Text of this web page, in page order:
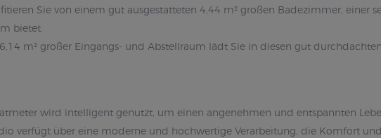
Sie von einem gut ausgestatteten 4,44 m² großen Badezimmer, einer
bietet.
m² großer Eingangs- und Abstellraum lädt Sie in diesen gut
wird intelligent genutzt, um einen angenehmen und entspannten
verfügt über eine moderne und hochwertige Verarbeitung, die Komfort